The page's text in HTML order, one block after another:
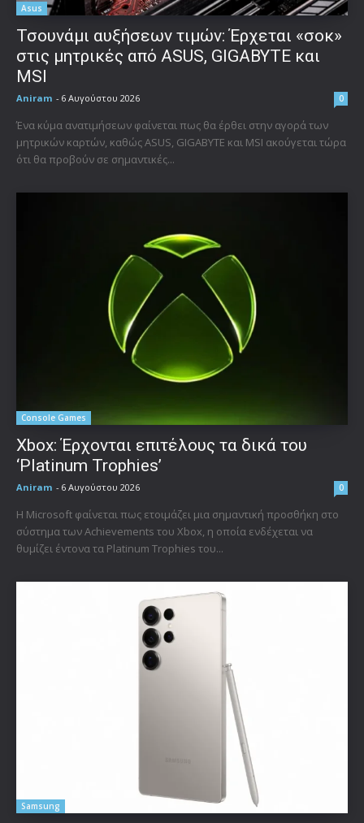
Asus
Τσουνάμι αυξήσεων τιμών: Έρχεται «σοκ»
στις μητρικές από ASUS, GIGABYTE και
MSI
Aniram - 6 Αυγούστου 2026 0
Ένα κύμα ανατιμήσεων φαίνεται πως θα έρθει στην αγορά των
μητρικών καρτών, καθώς ASUS, GIGABYTE και MSI ακούγεται τώρα
ότι θα προβούν σε σημαντικές...
Console Games
Xbox: Έρχονται επιτέλους τα δικά του
‘Platinum Trophies’
Aniram - 6 Αυγούστου 2026 0
Η Microsoft φαίνεται πως ετοιμάζει μια σημαντική προσθήκη στο
σύστημα των Achievements του Xbox, η οποία ενδέχεται να
θυμίζει έντονα τα Platinum Trophies του...
Samsung